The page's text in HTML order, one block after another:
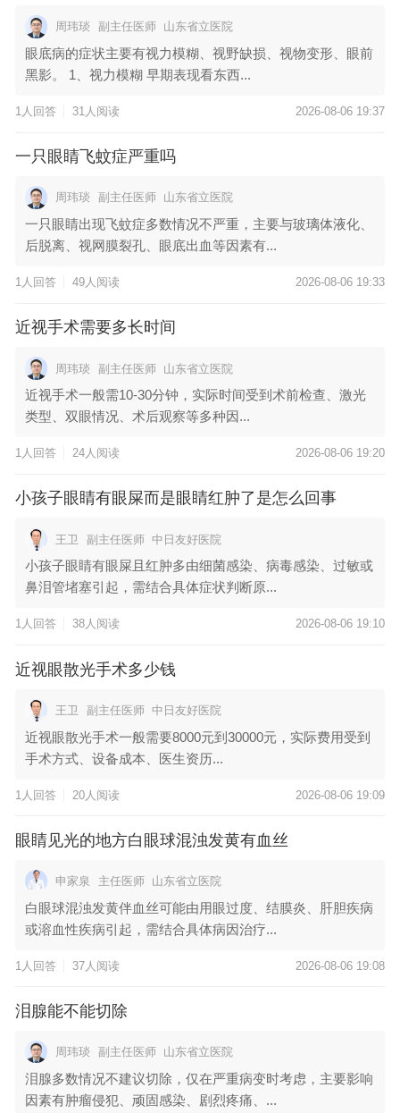
周玮琰 副主任医师 山东省立医院
眼底病的症状主要有视力模糊、视野缺损、视物变形、眼前
黑影。 1、视力模糊 早期表现看东西...
1人回答 31人阅读 2026-08-06 19:37
一只眼睛飞蚊症严重吗
周玮琰 副主任医师 山东省立医院
一只眼睛出现飞蚊症多数情况不严重，主要与玻璃体液化、
后脱离、视网膜裂孔、眼底出血等因素有...
1人回答 49人阅读 2026-08-06 19:33
近视手术需要多长时间
周玮琰 副主任医师 山东省立医院
近视手术一般需10-30分钟，实际时间受到术前检查、激光
类型、双眼情况、术后观察等多种因...
1人回答 24人阅读 2026-08-06 19:20
小孩子眼睛有眼屎而是眼睛红肿了是怎么回事
王卫 副主任医师 中日友好医院
小孩子眼睛有眼屎且红肿多由细菌感染、病毒感染、过敏或
鼻泪管堵塞引起，需结合具体症状判断原...
1人回答 38人阅读 2026-08-06 19:10
近视眼散光手术多少钱
王卫 副主任医师 中日友好医院
近视眼散光手术一般需要8000元到30000元，实际费用受到
手术方式、设备成本、医生资历...
1人回答 20人阅读 2026-08-06 19:09
眼睛见光的地方白眼球混浊发黄有血丝
申家泉 主任医师 山东省立医院
白眼球混浊发黄伴血丝可能由用眼过度、结膜炎、肝胆疾病
或溶血性疾病引起，需结合具体病因治疗...
1人回答 37人阅读 2026-08-06 19:08
泪腺能不能切除
周玮琰 副主任医师 山东省立医院
泪腺多数情况不建议切除，仅在严重病变时考虑，主要影响
因素有肿瘤侵犯、顽固感染、剧烈疼痛、...